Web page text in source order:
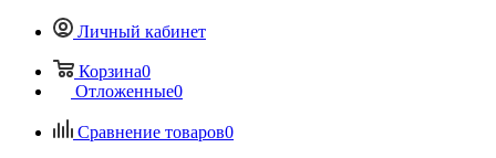
Личный кабинет
Корзина0
Отложенные0
Сравнение товаров0